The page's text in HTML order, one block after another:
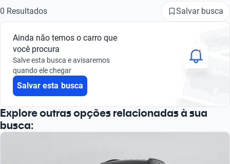
Busque por marca
Busque por modelo
Busque por versão
0 Resultados Salvar busca
Ainda não temos o carro que
você procura
Salve esta busca e avisaremos
quando ele chegar
Salvar esta busca
Explore outras opções relacionadas à sua
busca: